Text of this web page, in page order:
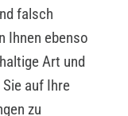
falsch
Ihnen ebenso
Art und
auf Ihre
zu